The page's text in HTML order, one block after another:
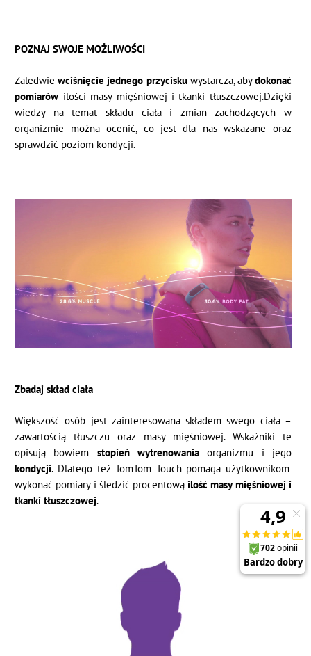
POZNAJ SWOJE MOŻLIWOŚCI
Zaledwie wciśnięcie jednego przyciskuwystarcza, abydokonać
pomiarów ilości masy mięśniowej i tkanki tłuszczowej.Dzięki
wiedzy na temat składu ciała i zmian zachodzących w
organizmie można ocenić, co jest dla nas wskazane oraz
sprawdzić poziom kondycji.
Zbadaj skład ciała
Większość osób jest zainteresowana składem swego ciała –
zawartością tłuszczu oraz masy mięśniowej. Wskaźniki te
opisują bowiem stopień wytrenowaniaorganizmu i jego
kondycji. Dlatego też TomTom Touch pomaga użytkownikom
wykonać pomiary i śledzić procentowąilość masy mięśniowej i
tkanki tłuszczowej.